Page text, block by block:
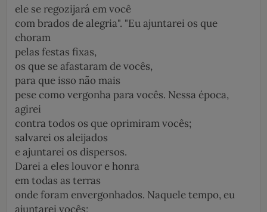
ele se regozijará em você
com brados de alegria". "Eu ajuntarei os que
choram
pelas festas fixas,
os que se afastaram de vocês,
para que isso não mais
pese como ­vergonha para vocês. Nessa época,
agirei
contra todos os que oprimiram vocês;
salvarei os aleijados
e ajuntarei os dispersos.
Darei a eles louvor e honra
em todas as terras
onde foram envergonhados. Naquele tempo, eu
ajuntarei vocês;